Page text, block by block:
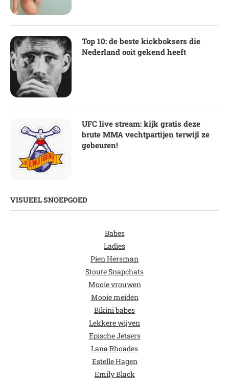
Top 10: de beste kickboksers die
Nederland ooit gekend heeft
UFC live stream: kijk gratis deze
brute MMA vechtpartijen terwijl ze
gebeuren!
VISUEEL SNOEPGOED
Babes
Ladies
Pien Hersman
Stoute Snapchats
Mooie vrouwen
Mooie meiden
Bikini babes
Lekkere wijven
Epische Jetsers
Lana Rhoades
Estelle Hagen
Emily Black